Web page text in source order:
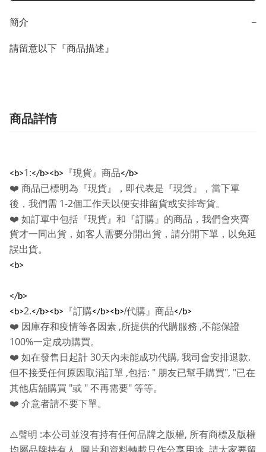
簡介 −
請留意以下『商品描述』
商品詳情
<b>1:</b><b> 『現貨』商品</b>
❤️ 商品已標明為『現貨』，即代表是『現貨』，當下單
後，我們需 1-2個工作天以便安排留貨或安排寄貨。
❤️ 如訂單中包括『現貨』和『訂購』的商品，我們會夾齊
貨才一同出貨，如客人需要分開出貨，請分開下單，以免延
誤出貨。
<b>
</b>
<b>2.</b><b> 『訂購</b><b>/代購』商品</b>
❤️ 因庫存和疫情等各因素 ,所提供的代購服務 ,不能保證
100%一定成功購買。
❤️ 如在發售日起計 30天內未能成功代購, 我司會安排退款.
但不接受任何原因取消訂單 ,包括: " 朋友已幫手購買", "已在
其他店舖購買 "或 " 不再需要" 等等。
❤️ 介意者請不要下單。
⚠️聲明 :本公司並沒有持有任何品牌之版權, 所有商標及版權